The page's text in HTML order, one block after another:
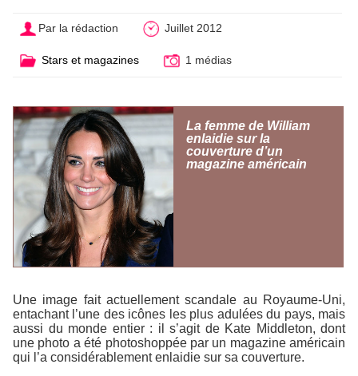
Par la rédaction Juillet 2012
Stars et magazines 1 médias
La femme de William
enlaidie sur la
couverture d’un
magazine américain
Une image fait actuellement scandale au Royaume-Uni,
entachant l’une des icônes les plus adulées du pays, mais
aussi du monde entier : il s’agit de Kate Middleton, dont
une photo a été photoshoppée par un magazine américain
qui l’a considérablement enlaidie sur sa couverture.